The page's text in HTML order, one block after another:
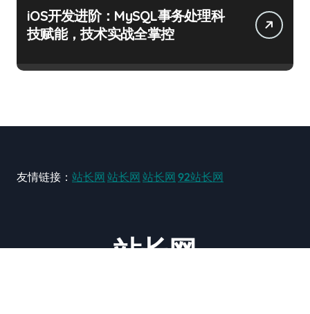
iOS开发进阶：MySQL事务处理科
技赋能，技术实战全掌控
友情链接： 站长网 站长网 站长网 92站长网
站长网